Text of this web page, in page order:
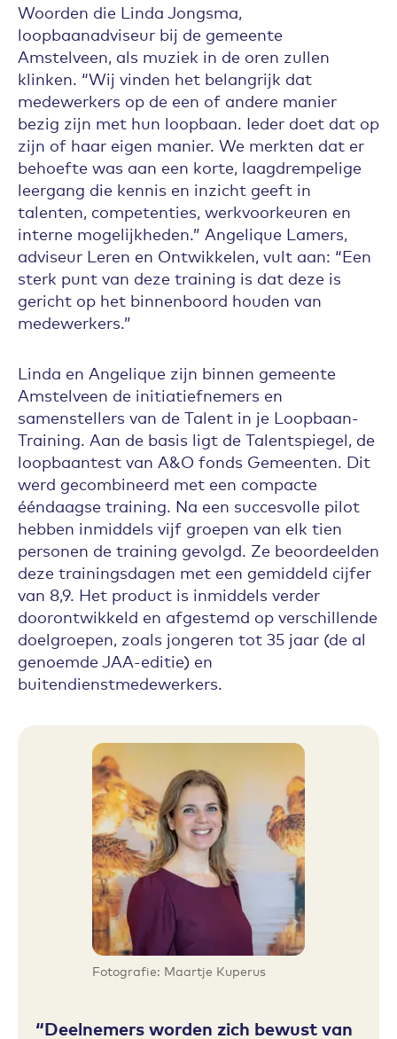
Woorden die Linda Jongsma,
loopbaanadviseur bij de gemeente
Amstelveen, als muziek in de oren zullen
klinken. “Wij vinden het belangrijk dat
medewerkers op de een of andere manier
bezig zijn met hun loopbaan. Ieder doet dat op
zijn of haar eigen manier. We merkten dat er
behoefte was aan een korte, laagdrempelige
leergang die kennis en inzicht geeft in
talenten, competenties, werkvoorkeuren en
interne mogelijkheden.” Angelique Lamers,
adviseur Leren en Ontwikkelen, vult aan: “Een
sterk punt van deze training is dat deze is
gericht op het binnenboord houden van
medewerkers.”
Linda en Angelique zijn binnen gemeente
Amstelveen de initiatiefnemers en
samenstellers van de Talent in je Loopbaan-
Training. Aan de basis ligt de Talentspiegel, de
loopbaantest van A&O fonds Gemeenten. Dit
werd gecombineerd met een compacte
ééndaagse training. Na een succesvolle pilot
hebben inmiddels vijf groepen van elk tien
personen de training gevolgd. Ze beoordeelden
deze trainingsdagen met een gemiddeld cijfer
van 8,9. Het product is inmiddels verder
doorontwikkeld en afgestemd op verschillende
doelgroepen, zoals jongeren tot 35 jaar (de al
genoemde JAA-editie) en
buitendienstmedewerkers.
Fotografie: Maartje Kuperus
Deelnemers worden zich bewust van